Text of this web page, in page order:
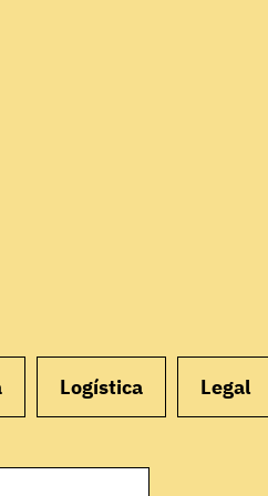
Logística Legal